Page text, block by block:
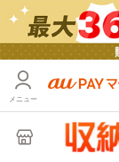
メニュー